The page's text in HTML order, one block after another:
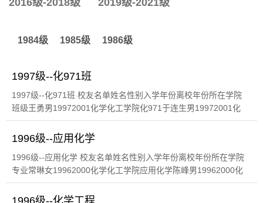
1984级 1985级 1986级
2016级-2018级 2019级-2021级
1997级--化971班
1997级--化971班 校友名单姓名性别入学年份离校年份所在学院
班级王勇男19972001化学化工学院化971于连生男19972001化
学化工学院化971曹启程男19972001化学化工学院化971刘涛男
19972001化学化...
1996级--应用化学
1996级--应用化学 校友名单姓名性别入学年份离校年份所在学院
专业常琳女19962000化学化工学院应用化学陈峰男19962000化
学化工学院应用化学陈积阳男19962000化学化工学院应用化学陈
晓莉女1996...
1996级--化学工程